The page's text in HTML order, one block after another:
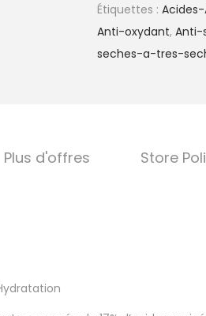
Étiquettes :
Anti-oxydant, Anti-
seches-a-tres-
Plus d'offres Store